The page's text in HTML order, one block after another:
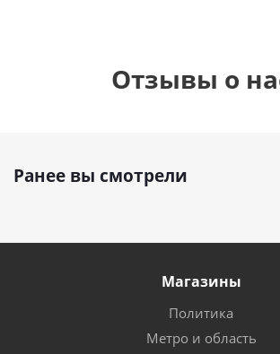
Отзывы о
Ранее вы смотрели
Магазины
Политика
Метро и область